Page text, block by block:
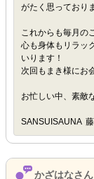
がたく思っており
これからも毎月の
心も身体もリラッ
いります！
次回もまき様にお
お忙しい中、素敵
SANSUISAUNA
かざはなさん